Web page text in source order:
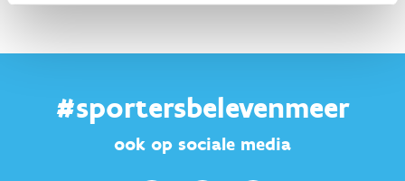
#sportersbelevenmeer
ook op sociale media